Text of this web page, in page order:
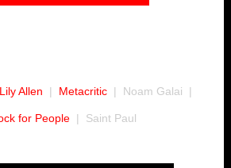
Lily Allen Metacritic Noam Galai
for People Saint Paul